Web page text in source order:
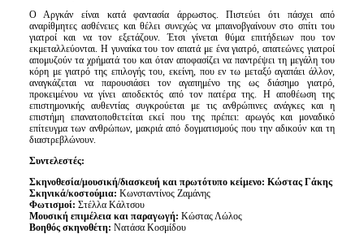
Ο Αργκάν είναι κατά φαντασία άρρωστος. Πιστεύει ότι πάσχει από
αναρίθμητες ασθένειες και θέλει συνεχώς να μπαινοβγαίνουν στο σπίτι του
γιατροί και να τον εξετάζουν. Έτσι γίνεται θύμα επιτήδειων που τον
εκμεταλλεύονται. Η γυναίκα του τον απατά με ένα γιατρό, απατεώνες γιατροί
απομυζούν τα χρήματά του και όταν αποφασίζει να παντρέψει τη μεγάλη του
κόρη με γιατρό της επιλογής του, εκείνη, που εν τω μεταξύ αγαπάει άλλον,
αναγκάζεται να παρουσιάσει τον αγαπημένο της ως διάσημο γιατρό,
προκειμένου να γίνει αποδεκτός από τον πατέρα της. Η αποθέωση της
επιστημονικής αυθεντίας συγκρούεται με τις ανθρώπινες ανάγκες και η
επιστήμη επανατοποθετείται εκεί που της πρέπει: αρωγός και μοναδικό
επίτευγμα των ανθρώπων, μακριά από δογματισμούς που την αδικούν και τη
διαστρεβλώνουν.
Συντελεστές:
Σκηνοθεσία/μουσική/διασκευή και πρωτότυπο κείμενο: Κώστας Γάκης
Σκηνικά/κοστούμια: Κωνσταντίνος Ζαμάνης
Φωτισμοί: Στέλλα Κάλτσου
Μουσική επιμέλεια και παραγωγή: Κώστας Λώλος
Βοηθός σκηνοθέτη: Νατάσα Κοσμίδου